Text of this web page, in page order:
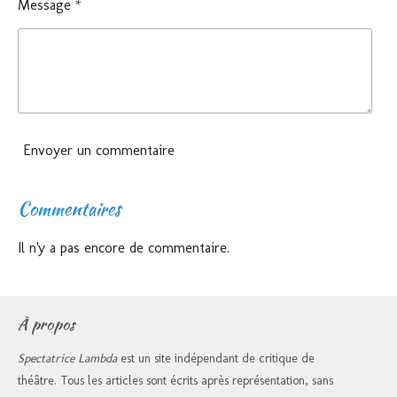
Message *
Envoyer un commentaire
Commentaires
Il n'y a pas encore de commentaire.
À propos
Spectatrice Lambdaest un site indépendant de critique de
théâtre. Tous les articles sont écrits après représentation, sans